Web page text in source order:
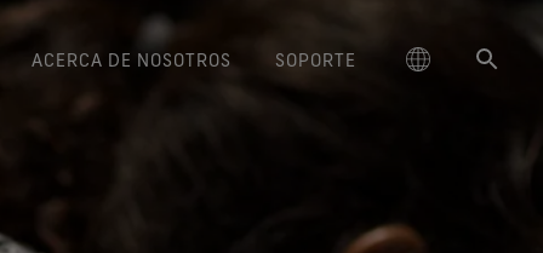
GORE‑TEX® Lifestyle
Guantes GORE‑TEX®
La Durabilidad y el Valor de lo
ACERCA DE NOSOTROS
Embajadores de marca
SOPORTE
Instrucciones de cuidado 大中华区-中国大陆